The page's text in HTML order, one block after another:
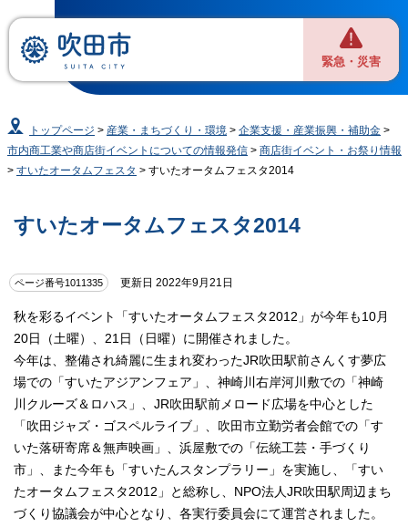
緊急・災害
トップページ > 産業・まちづくり・環境 >企業支援・産業振興・補助金 >
市内商工業や商店街イベントについての情報発信 > 商店街イベント・お祭り情報
> すいたオータムフェスタ > すいたオータムフェスタ2014
すいたオータムフェスタ2014
ページ番号1011335 更新日 2022年9月21日
秋を彩るイベント「すいたオータムフェスタ2012」が今年も10月
20日（土曜）、21日（日曜）に開催されました。
今年は、整備され綺麗に生まれ変わったJR吹田駅前さんくす夢広
場での「すいたアジアンフェア」、神崎川右岸河川敷での「神崎
川クルーズ＆ロハス」、JR吹田駅前メロード広場を中心とした
「吹田ジャズ・ゴスペルライブ」、吹田市立勤労者会館での「す
いた落研寄席＆無声映画」、浜屋敷での「伝統工芸・手づくり
市」、また今年も「すいたんスタンプラリー」を実施し、「すい
たオータムフェスタ2012」と総称し、NPO法人JR吹田駅周辺まち
づくり協議会が中心となり、各実行委員会にて運営されました。